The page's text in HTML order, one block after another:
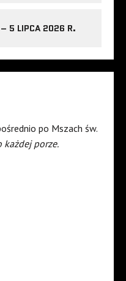
5 LIPCA 2026 R.
po Mszach św.
każdej porze.